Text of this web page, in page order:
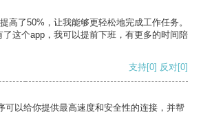
高了50%，让我能够更轻松地完成工作任务。
这个app，我可以提前下班，有更多的时间陪
支持[0] 反对[0]
可以给你提供最高速度和安全性的连接，并帮